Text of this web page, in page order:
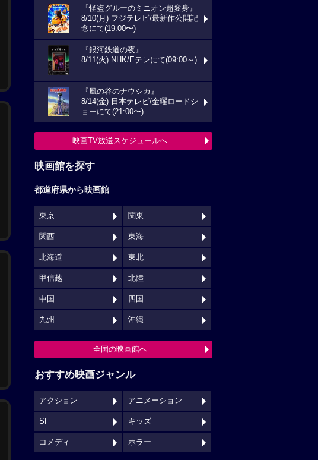
『怪盗グルーのミニオン超変身』
8/10(月) フジテレビ/最新作公開記
念にて(19:00〜)
『銀河鉄道の夜』
8/11(火) NHK/Eテレにて(09:00～)
『風の谷のナウシカ』
8/14(金) 日本テレビ/金曜ロードシ
ョーにて(21:00〜)
映画TV放送スケジュールへ
映画館を探す
都道府県から映画館
東京 関東
関西 東海
北海道 東北
甲信越 北陸
中国 四国
九州 沖縄
全国の映画館へ
おすすめ映画ジャンル
アクション アニメーション
SF キッズ
コメディ ホラー